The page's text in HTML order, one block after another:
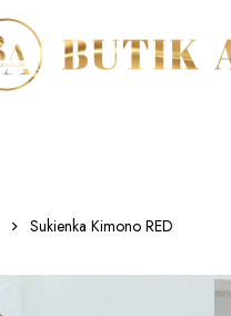
Sukienka Kimono RED